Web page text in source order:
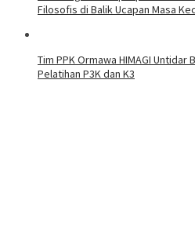
Filosofis di Balik Ucapan Masa
Tim PPK Ormawa HIMAGI
Pelatihan P3K dan K3